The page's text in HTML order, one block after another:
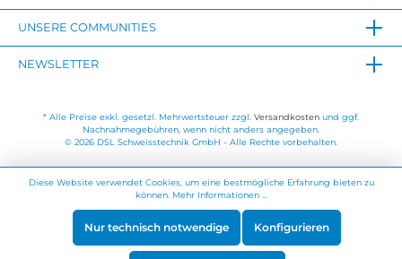
UNSERE COMMUNITIES
NEWSLETTER
* Alle Preise exkl. gesetzl. Mehrwertsteuer zzgl. Versandkosten und ggf.
Nachnahmegebühren, wenn nicht anders angegeben.
© 2026 DSL Schweisstechnik GmbH - Alle Rechte vorbehalten.
Diese Website verwendet Cookies, um eine bestmögliche Erfahrung bieten zu
können. Mehr Informationen ...
Nur technisch notwendige Konfigurieren